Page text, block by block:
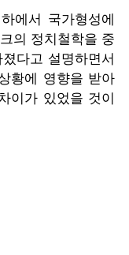
에서 국가형성에
의 정치철학을 중
다고 설명하면서
황에 영향을 받아
이가 있었을 것이